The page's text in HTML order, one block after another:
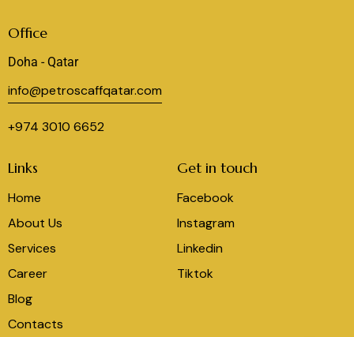
Office
Doha - Qatar
info@petroscaffqatar.com
+974 3010 6652
Links
Home
About Us
Services
Career
Blog
Contacts
Get in touch
Facebook
Instagram
Linkedin
Tiktok